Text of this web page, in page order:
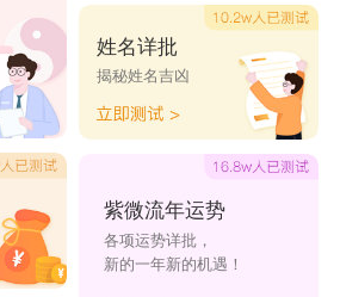
多米
赤城
曼尼 兰后
梓宸
园园 安倍
钱鑫
闹闹 阿财
姓名详批
揭秘姓名吉凶
紫微流年运势
各项运势详批，
新的一年新的机遇！